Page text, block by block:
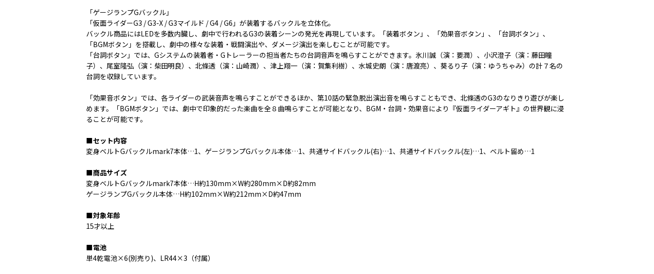
「ゲージランプGバックル」
「仮面ライダーG3 / G3-X / G3マイルド / G4 / G6」が装着するバックルを立体化。
バックル商品にはLEDを多数内臓し、劇中で行われるG3の装着シーンの発光を再現しています。「装着ボタン」、「効果音ボタン」、「台詞ボタン」、
「BGMボタン」を搭載し、劇中の様々な装着・戦闘演出や、ダメージ演出を楽しむことが可能です。
「台詞ボタン」では、Gシステムの装着者・Gトレーラーの担当者たちの台詞音声を鳴らすことができます。氷川誠（演：要潤）、小沢澄子（演：藤田瞳
子）、尾室隆弘（演：柴田明良）、北條透（演：山崎潤）、津上翔一（演：賀集利樹）、水城史朗（演：唐渡亮）、葵るり子（演：ゆうちゃみ）の計７名の
台詞を収録しています。
「効果音ボタン」では、各ライダーの武装音声を鳴らすことができるほか、第10話の緊急脱出演出音を鳴らすこともでき、北條透のG3のなりきり遊びが楽し
めます。「BGMボタン」では、劇中で印象的だった楽曲を全８曲鳴らすことが可能となり、BGM・台詞・効果音により『仮面ライダーアギト』の世界観に浸
ることが可能です。
■セット内容
変身ベルトGバックルmark7本体…1、ゲージランプGバックル本体…1、共通サイドバックル(右)…1、共通サイドバックル(左)…1、ベルト留め…1
■商品サイズ
変身ベルトGバックルmark7本体…H約130mm×W約280mm×D約82mm
ゲージランプGバックル本体…H約102mm×W約212mm×D約47mm
■対象年齢
15才以上
■電池
単4乾電池×6(別売り)、LR44×3（付属）